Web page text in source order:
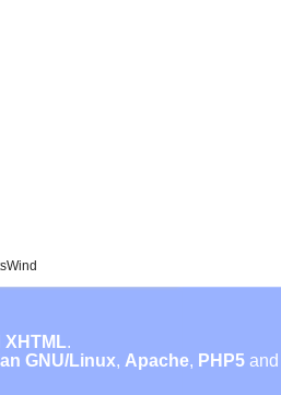
XHTML.
GNU/Linux, Apache, PHP5 and